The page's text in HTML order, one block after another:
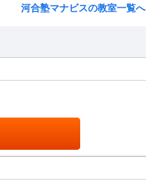
河合塾マナビスの教室一覧へ